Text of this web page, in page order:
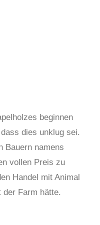
beginnen
dies unklug sei.
Bauern namens
vollen Preis zu
Handel mit Animal
der Farm hätte.